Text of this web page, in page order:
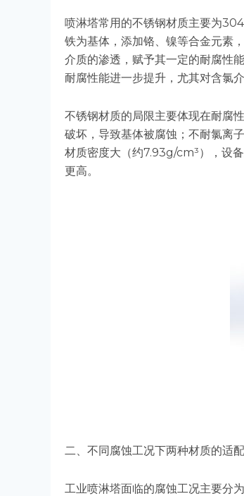
喷淋塔常用的不锈钢材质主要为
铁为基体，添加铬、镍等合金元素
介质的渗透，赋予其一定的耐腐性
耐腐性能进一步提升，尤其对含氯
不锈钢材质的局限主要体现在耐腐
破坏，导致基体被腐蚀；不耐氯离
材质密度大（约7.93g/cm³），设
更高。
二、不同腐蚀工况下两种材质的适
工业喷淋塔面临的腐蚀工况主要分